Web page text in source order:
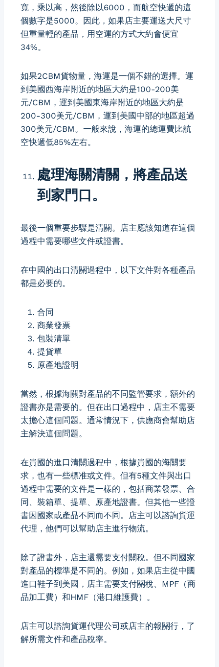
寬，乘以高，然後除以6000，而航空快遞的這
個數字是5000。因此，如果店主要運送大尺寸
但重量輕的產品，用空運的方式大約會便宜
34%。
如果2CBM貨物量，海運是一個不錯的選擇。運
到美國西海岸附近的地區大約是100-200美
元/CBM，運到美國東海岸附近的地區大約是
200-300美元/CBM，運到美國中部的地區超過
300美元/CBM。一般來說，海運的總運費比航
空快遞低85%左右。
處理海關清關，將產品送
到家門口。
最後一個重要步驟是清關。店主應該知道在這個
過程中需要哪些文件或證書。
在中國的出口清關過程中，以下文件對各種產品
都是必要的。
合同
商業發票
包裝清單
提貨單
原產地證明
當然，根據海關對產品的不同監管要求，額外的
證書亦是需要的。但在出口過程中，店主不需要
太擔心這個問題。通常情況下，供應商會幫助店
主解決這個問題。
在貴國的進口清關過程中，根據貴國的海關要
求，也有一些標准或文件。但有5種文件與出口
過程中需要的文件是一樣的，包括商業發票、合
同、裝箱單、提單、原產地證書。但其他一些證
書因國家或產品不同而不同。店主可以諮詢貨運
代理，他們可以幫助店主進行物流。
除了證書外，店主還需要支付關稅。但不同國家
對產品的標準是不同的。例如，如果店主從中國
進口鞋子到美國，店主需要支付關稅、MPF（商
品加工費）和HMF（港口維護費）。
店主可以諮詢貨運代理公司或店主的報關行，了
解所需文件和產品稅率。